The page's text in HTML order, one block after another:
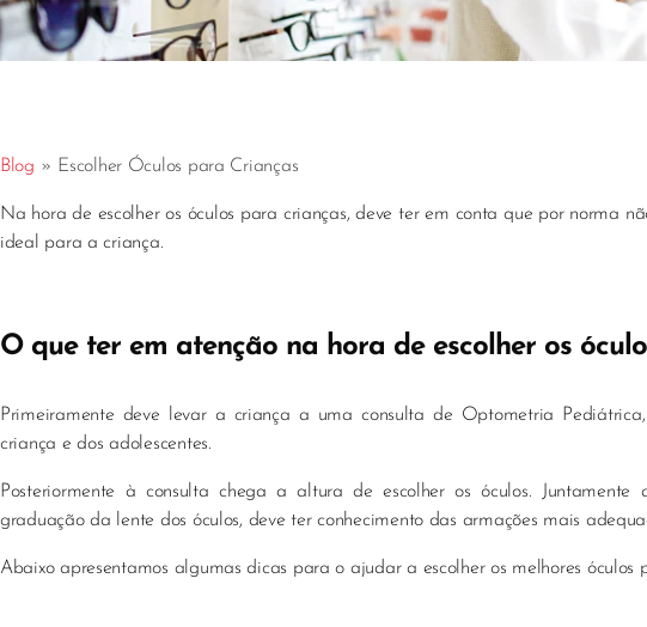
Blog » Escolher Óculos para Crianças
Na hora de escolher os óculos para crianças, deve ter em conta que por norma
ideal para a criança.
O que ter em atenção na hora de escolher os
Primeiramente deve levar a criança a uma consulta de Optometria
criança e dos adolescentes.
Posteriormente à consulta chega a altura de escolher os óculos.
graduação da lente dos óculos, deve ter conhecimento das armações mais
Abaixo apresentamos algumas dicas para o ajudar a escolher os melhores óculos